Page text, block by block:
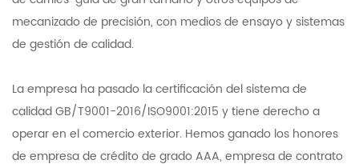
mecanizado de precisión, con medios de ensayo y sistemas
de gestión de calidad.
La empresa ha pasado la certificación del sistema de
calidad GB/T9001-2016/ISO9001:2015 y tiene derecho a
operar en el comercio exterior. Hemos ganado los honores
de empresa de crédito de grado AAA, empresa de contrato